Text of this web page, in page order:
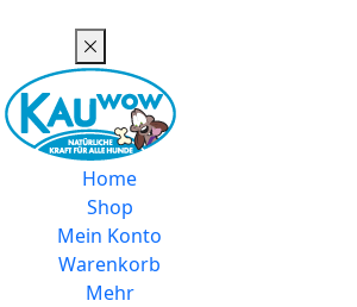
Home
Shop
Mein Konto
Warenkorb
Mehr